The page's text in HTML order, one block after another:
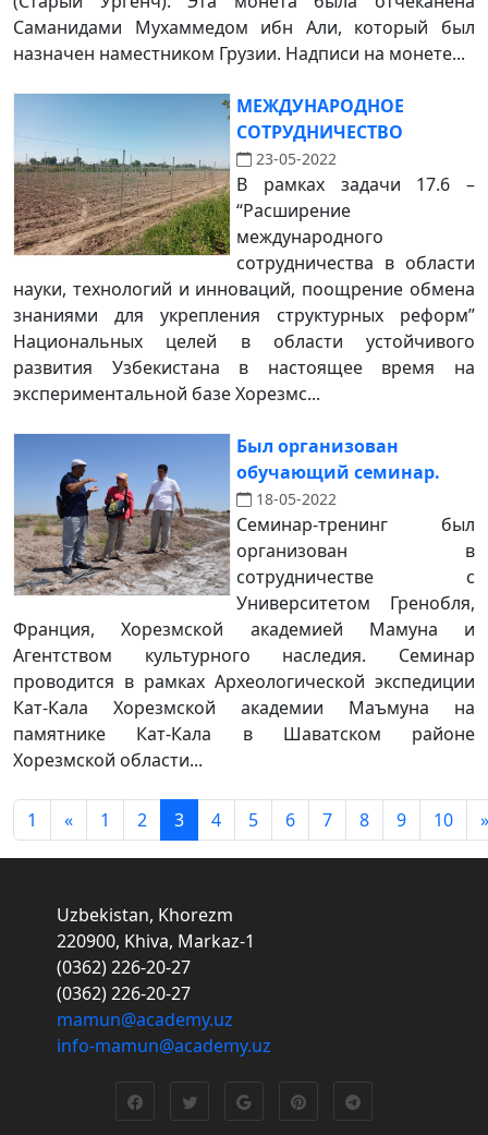
Саманидами Мухаммедом ибн Али, который был
назначен наместником Грузии. Надписи на монете...
МЕЖДУНАРОДНОЕ
СОТРУДНИЧЕСТВО
23-05-2022
В рамках задачи 17.6 –
“Расширение
международного
сотрудничества в области
науки, технологий и инноваций, поощрение обмена
знаниями для укрепления структурных реформ”
Национальных целей в области устойчивого
развития Узбекистана в настоящее время на
экспериментальной базе Хорезмс...
Был организован
обучающий семинар.
18-05-2022
Семинар-тренинг был
организован в
сотрудничестве с
Университетом Гренобля,
Франция, Хорезмской академией Мамуна и
Агентством культурного наследия. Семинар
проводится в рамках Археологической экспедиции
Кат-Кала Хорезмской академии Маъмуна на
памятнике Кат-Кала в Шаватском районе
Хорезмской области...
1 « 1 2 3 4 5 6 7 8 9 10 »
Uzbekistan, Khorezm
220900, Khiva, Markaz-1
(0362) 226-20-27
(0362) 226-20-27
mamun@academy.uz
info-mamun@academy.uz